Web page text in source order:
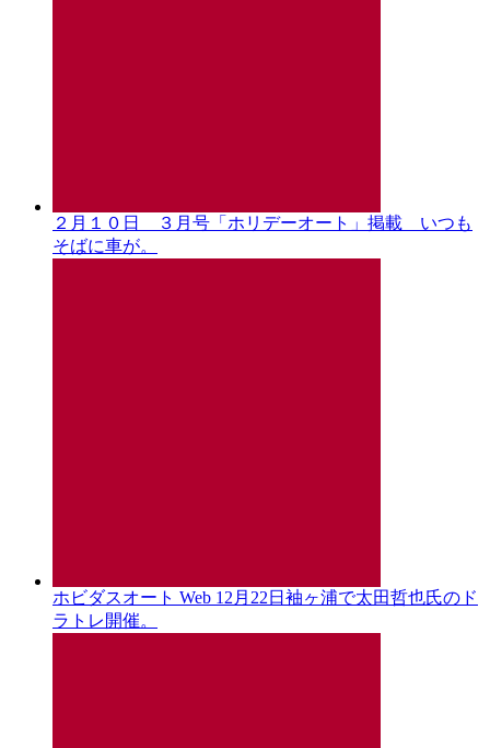
２月１０日 ３月号「ホリデーオート」掲載 いつも
そばに車が。
ホビダスオート Web 12月22日袖ヶ浦で太田哲也氏のド
ラトレ開催。